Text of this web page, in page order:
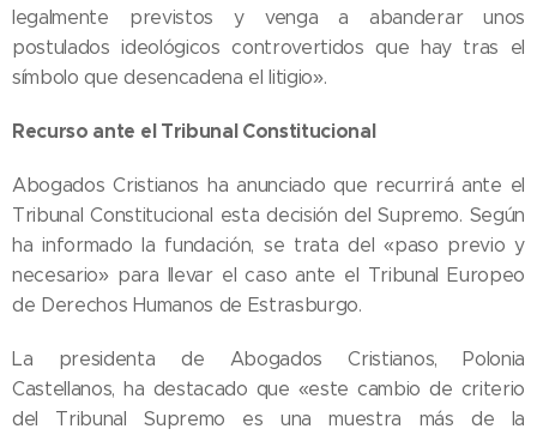
legalmente previstos y venga a abanderar unos
postulados ideológicos controvertidos que hay tras el
símbolo que desencadena el litigio».
Recurso ante el Tribunal Constitucional
Abogados Cristianos ha anunciado que recurrirá ante el
Tribunal Constitucional esta decisión del Supremo. Según
ha informado la fundación, se trata del «paso previo y
necesario» para llevar el caso ante el Tribunal Europeo
de Derechos Humanos de Estrasburgo.
La presidenta de Abogados Cristianos, Polonia
Castellanos, ha destacado que «este cambio de criterio
del Tribunal Supremo es una muestra más de la